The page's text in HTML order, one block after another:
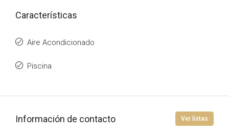
Características
Aire Acondicionado
Piscina
Información de contacto Ver listas